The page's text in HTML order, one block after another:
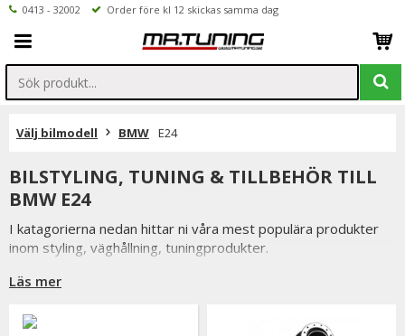
0413 - 32002 Order före kl 12 skickas samma dag
Välj bilmodell BMW E24
BILSTYLING, TUNING & TILLBEHÖR TILL
BMW E24
I katagorierna nedan hittar ni våra mest populära produkter
inom styling, väghållning, tuningprodukter.
Är det något som du funderar över eller inte hittar i vårt
Till BMW E24.
Läs mer